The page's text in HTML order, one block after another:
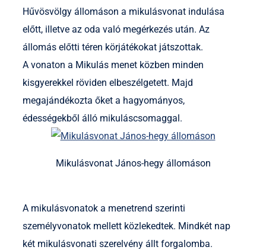
Hűvösvölgy állomáson a mikulásvonat indulása
előtt, illetve az oda való megérkezés után. Az
állomás előtti téren körjátékokat játszottak.
A vonaton a Mikulás menet közben minden
kisgyerekkel röviden elbeszélgetett. Majd
megajándékozta őket a hagyományos,
édességekből álló mikuláscsomaggal.
Mikulásvonat János-hegy állomáson
A mikulásvonatok a menetrend szerinti
személyvonatok mellett közlekedtek. Mindkét nap
két mikulásvonati szerelvény állt forgalomba.